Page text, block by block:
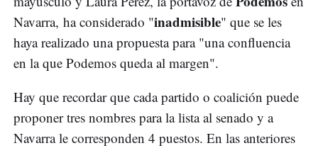
Navarra, ha considerado "inadmisible" que se les
haya realizado una propuesta para "una confluencia
en la que Podemos queda al margen".
Hay que recordar que cada partido o coalición puede
proponer tres nombres para la lista al senado y a
Navarra le corresponden 4 puestos. En las anteriores